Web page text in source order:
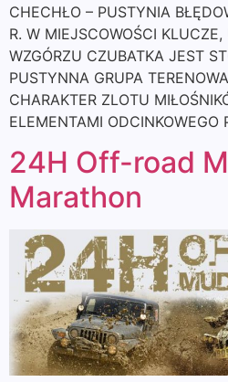
CHECHŁO – PUSTYNIA
R. W MIEJSCOWOŚCI
WZGÓRZU CZUBATKA JEST
PUSTYNNA GRUPA
CHARAKTER ZLOTU
ELEMENTAMI
24H Off-road
Marathon